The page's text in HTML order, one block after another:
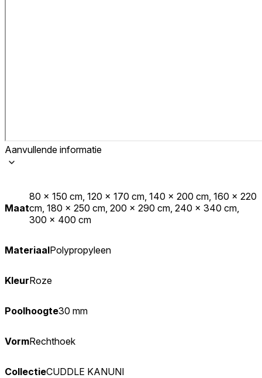
Aanvullende informatie
Maat
80 x 150 cm, 120 x 170 cm, 140 x 200 cm, 160 x 220
cm, 180 x 250 cm, 200 x 290 cm, 240 x 340 cm,
300 x 400 cm
MateriaalPolypropyleen
KleurRoze
Poolhoogte30 mm
VormRechthoek
CollectieCUDDLE KANUNI